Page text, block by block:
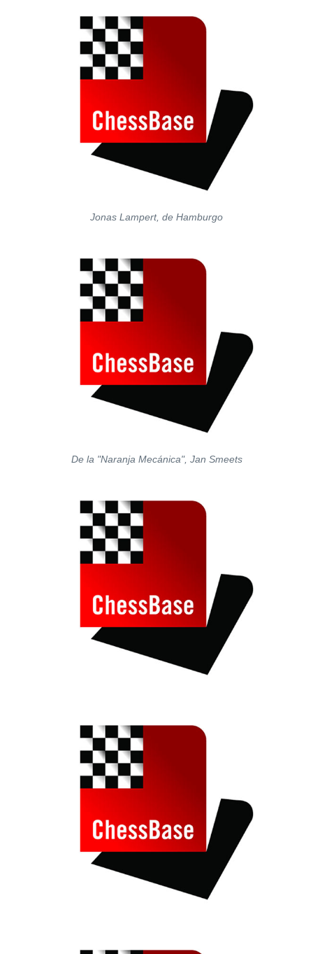
Jonas Lampert, de Hamburgo
De la "Naranja Mecánica", Jan Smeets